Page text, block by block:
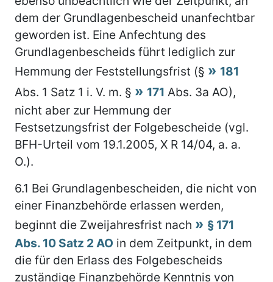
dem der Grundlagenbescheid unanfechtbar
geworden ist. Eine Anfechtung des
Grundlagenbescheids führt lediglich zur
Hemmung der Feststellungsfrist (§
181
Abs. 1 Satz 1 i. V. m. §
171 Abs. 3a AO),
nicht aber zur Hemmung der
Festsetzungsfrist der Folgebescheide (vgl.
BFH-Urteil vom 19.1.2005, X R 14/04, a. a.
O.).
6.1 Bei Grundlagenbescheiden, die nicht von
einer Finanzbehörde erlassen werden,
beginnt die Zweijahresfrist nach
§ 171
Abs. 10 Satz 2 AO in dem Zeitpunkt, in dem
die für den Erlass des Folgebescheids
zuständige Finanzbehörde Kenntnis von